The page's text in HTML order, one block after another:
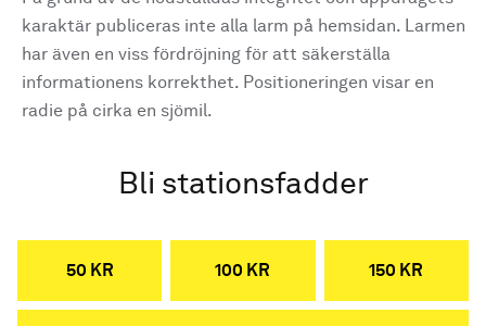
karaktär publiceras inte alla larm på hemsidan. Larmen
har även en viss fördröjning för att säkerställa
informationens korrekthet. Positioneringen visar en
radie på cirka en sjömil.
Bli stationsfadder
50 KR 100 KR 150 KR